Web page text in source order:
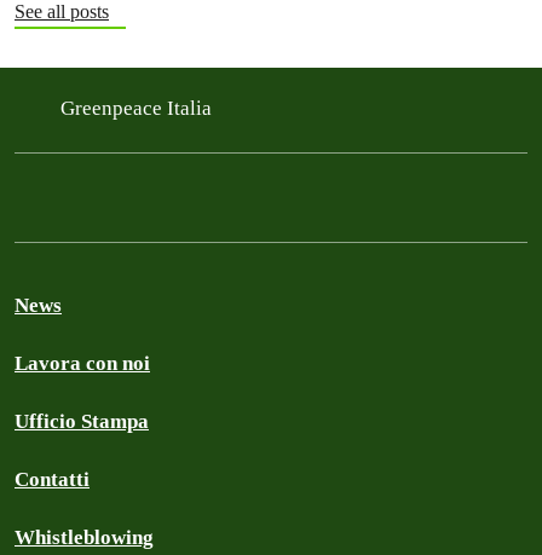
See all posts
Greenpeace Italia
News
Lavora con noi
Ufficio Stampa
Contatti
Whistleblowing